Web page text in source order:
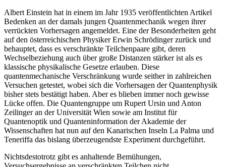
Albert Einstein hat in einem im Jahr 1935 veröffentlichten Artikel
Bedenken an der damals jungen Quantenmechanik wegen ihrer
verrückten Vorhersagen angemeldet. Eine der Besonderheiten geht
auf den österreichischen Physiker Erwin Schrödinger zurück und
behauptet, dass es verschränkte Teilchenpaare gibt, deren
Wechselbeziehung auch über große Distanzen stärker ist als es
klassische physikalische Gesetze erlauben. Diese
quantenmechanische Verschränkung wurde seither in zahlreichen
Versuchen getestet, wobei sich die Vorhersagen der Quantenphysik
bisher stets bestätigt haben. Aber es blieben immer noch gewisse
Lücke offen. Die Quantengruppe um Rupert Ursin und Anton
Zeilinger an der Universität Wien sowie am Institut für
Quantenoptik und Quanteninformation der Akademie der
Wissenschaften hat nun auf den Kanarischen Inseln La Palma und
Teneriffa das bislang überzeugendste Experiment durchgeführt.
Nichtsdestotrotz gibt es anhaltende Bemühungen,